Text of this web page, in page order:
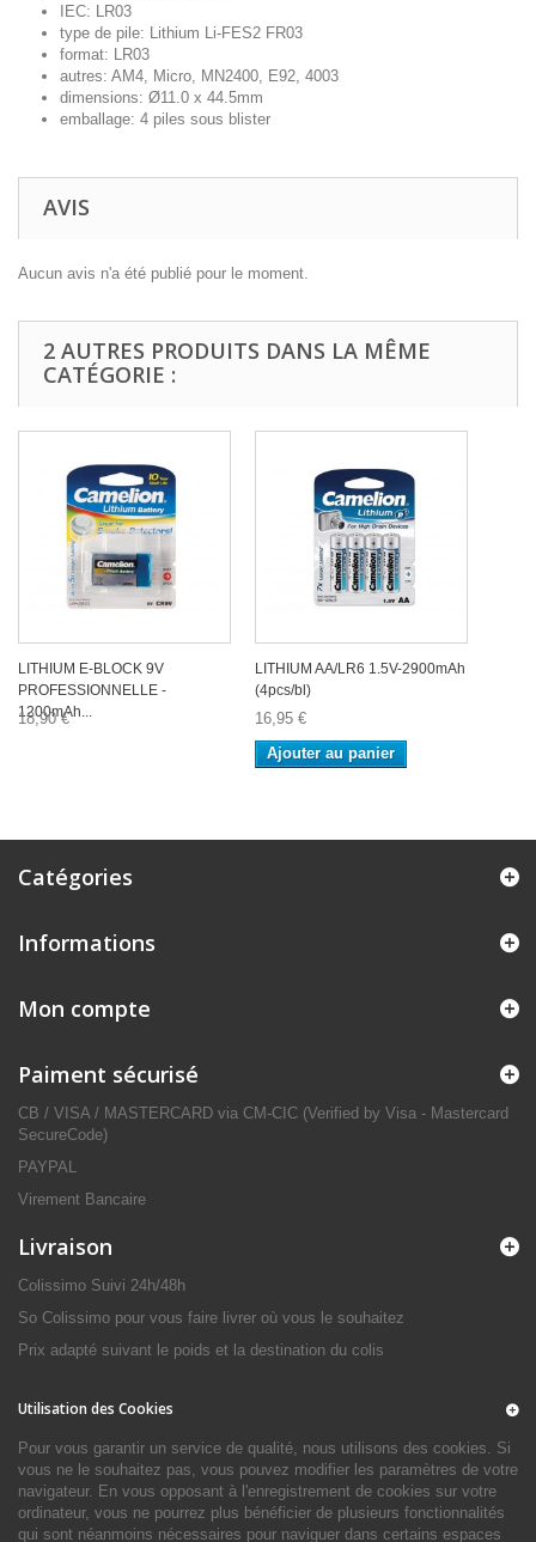
IEC: LR03
type de pile: Lithium Li-FES2 FR03
format: LR03
autres: AM4, Micro, MN2400, E92, 4003
dimensions: Ø11.0 x 44.5mm
emballage: 4 piles sous blister
AVIS
Aucun avis n'a été publié pour le moment.
2 AUTRES PRODUITS DANS LA MÊME
CATÉGORIE :
LITHIUM E-BLOCK 9V
PROFESSIONNELLE -
1200mAh...
18,90 €
LITHIUM AA/LR6 1.5V-2900mAh
(4pcs/bl)
16,95 €
Ajouter au panier
Catégories
Informations
Mon compte
Paiment sécurisé
CB / VISA / MASTERCARD via CM-CIC (Verified by Visa - Mastercard
SecureCode)
PAYPAL
Virement Bancaire
Livraison
Colissimo Suivi 24h/48h
So Colissimo pour vous faire livrer où vous le souhaitez
Prix adapté suivant le poids et la destination du colis
Utilisation des Cookies
Pour vous garantir un service de qualité, nous utilisons des cookies. Si
vous ne le souhaitez pas, vous pouvez modifier les paramètres de votre
navigateur. En vous opposant à l'enregistrement de cookies sur votre
ordinateur, vous ne pourrez plus bénéficier de plusieurs fonctionnalités
qui sont néanmoins nécessaires pour naviguer dans certains espaces